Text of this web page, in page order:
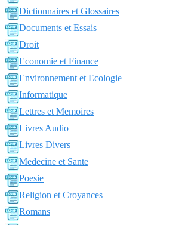
Dictionnaires et Glossaires
Documents et Essais
Droit
Economie et Finance
Environnement et Ecologie
Informatique
Lettres et Memoires
Livres Audio
Livres Divers
Medecine et Sante
Poesie
Religion et Croyances
Romans